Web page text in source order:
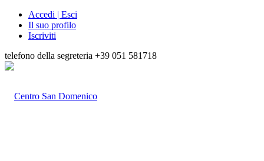
Accedi | Esci
Il suo profilo
Iscriviti
telefono della segreteria +39 051 581718